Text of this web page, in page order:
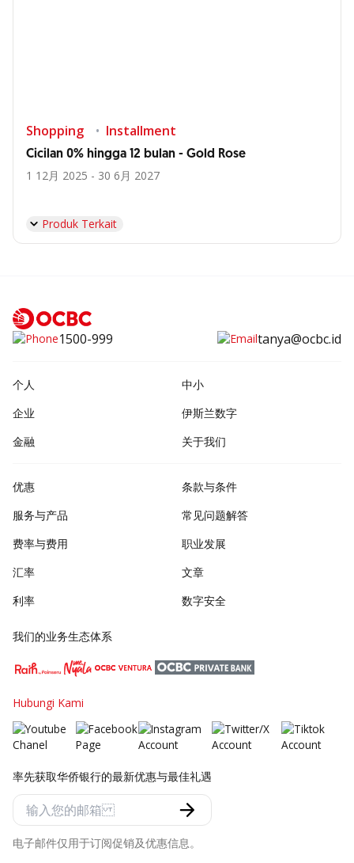
Shopping Installment
Cicilan 0% hingga 12 bulan - Gold Rose
1 12月 2025 - 30 6月 2027
Produk Terkait
1500-999 tanya@ocbc.id
个人
中小
企业
伊斯兰数字
金融
关于我们
优惠
服务与产品
费率与费用
汇率
利率
条款与条件
常见问题解答
职业发展
文章
数字安全
我们的业务生态体系
Hubungi Kami
率先获取华侨银行的最新优惠与最佳礼遇
电子邮件仅用于订阅促销及优惠信息。